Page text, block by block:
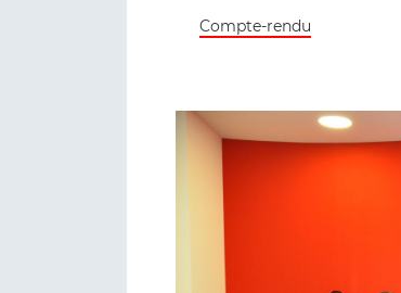
Compte-rendu